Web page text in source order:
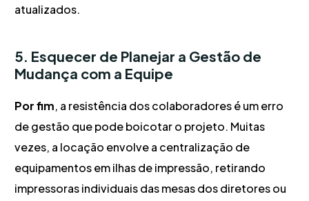
atualizados.
5. Esquecer de Planejar a Gestão de
Mudança com a Equipe
Por fim, a resistência dos colaboradores é um erro
de gestão que pode boicotar o projeto. Muitas
vezes, a locação envolve a centralização de
equipamentos em ilhas de impressão, retirando
impressoras individuais das mesas dos diretores ou